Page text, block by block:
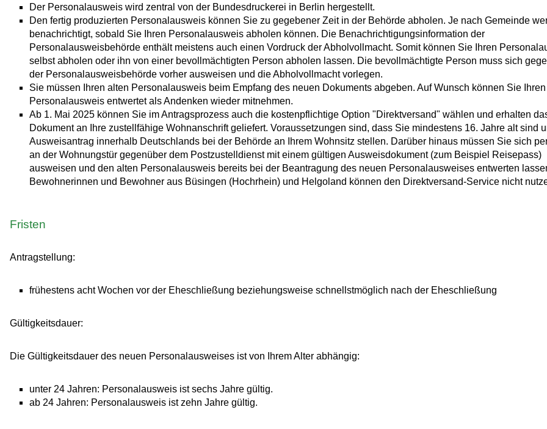
Der Personalausweis wird zentral von der Bundesdruckerei in Berlin hergestellt.
Den fertig produzierten Personalausweis können Sie zu gegebener Zeit in der Behörde abholen. Je nach Gemeinde
benachrichtigt, sobald Sie Ihren Personalausweis abholen können. Die Benachrichtigungsinformation der
Personalausweisbehörde enthält meistens auch einen Vordruck der Abholvollmacht. Somit können Sie Ihren
selbst abholen oder ihn von einer bevollmächtigten Person abholen lassen. Die bevollmächtigte Person muss sich
der Personalausweisbehörde vorher ausweisen und die Abholvollmacht vorlegen.
Sie müssen Ihren alten Personalausweis beim Empfang des neuen Dokuments abgeben. Auf Wunsch können Sie
Personalausweis entwertet als Andenken wieder mitnehmen.
Ab 1. Mai 2025 können Sie im Antragsprozess auch die kostenpflichtige Option "Direktversand" wählen und erhalten
Dokument an Ihre zustellfähige Wohnanschrift geliefert. Voraussetzungen sind, dass Sie mindestens 16. Jahre alt sind
Ausweisantrag innerhalb Deutschlands bei der Behörde an Ihrem Wohnsitz stellen. Darüber hinaus müssen Sie sich
an der Wohnungstür gegenüber dem Postzustelldienst mit einem gültigen Ausweisdokument (zum Beispiel Reisepass)
ausweisen und den alten Personalausweis bereits bei der Beantragung des neuen Personalausweises entwerten
Bewohnerinnen und Bewohner aus Büsingen (Hochrhein) und Helgoland können den Direktversand-Service nicht
Fristen
Antragstellung:
frühestens acht Wochen vor der Eheschließung beziehungsweise schnellstmöglich nach der Eheschließung
Gültigkeitsdauer:
Die Gültigkeitsdauer des neuen Personalausweises ist von Ihrem Alter abhängig:
unter 24 Jahren: Personalausweis ist sechs Jahre gültig.
ab 24 Jahren: Personalausweis ist zehn Jahre gültig.